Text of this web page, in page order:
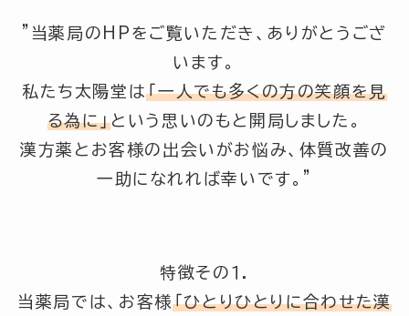
”当薬局のHPをご覧いただき、ありがとうござ
います。
私たち太陽堂は「一人でも多くの方の笑顔を見
る為に」 という思いのもと開局しました。
漢方薬とお客様の出会いがお悩み、体質改善の
一助になれれば幸いです。”
特徴その１.
当薬局では、お客様 「ひとりひとりに合わせた漢